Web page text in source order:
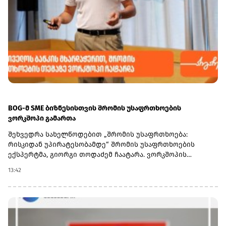
BOG-მ SME ბიზნესისთვის შრომის უსაფრთხოების
ვორკშოპი გამართა
შეხვედრა სახელწოდებით „შრომის უსაფრთხოება:
რისკიდან უპირატესობამდე“ შრომის უსაფრთხოების
ექსპერტმა, გიორგი თოდაძემ ჩაატარა. ვორკშოპის
სტანდარტების დანერგვა ბიზნესის მდგრადი
განვითარების, ფინანსური სტაბილურობისა და
რეპუტაციის გაძლიერების ინსტრუმენტად.ღონისძიებაზე
13:42